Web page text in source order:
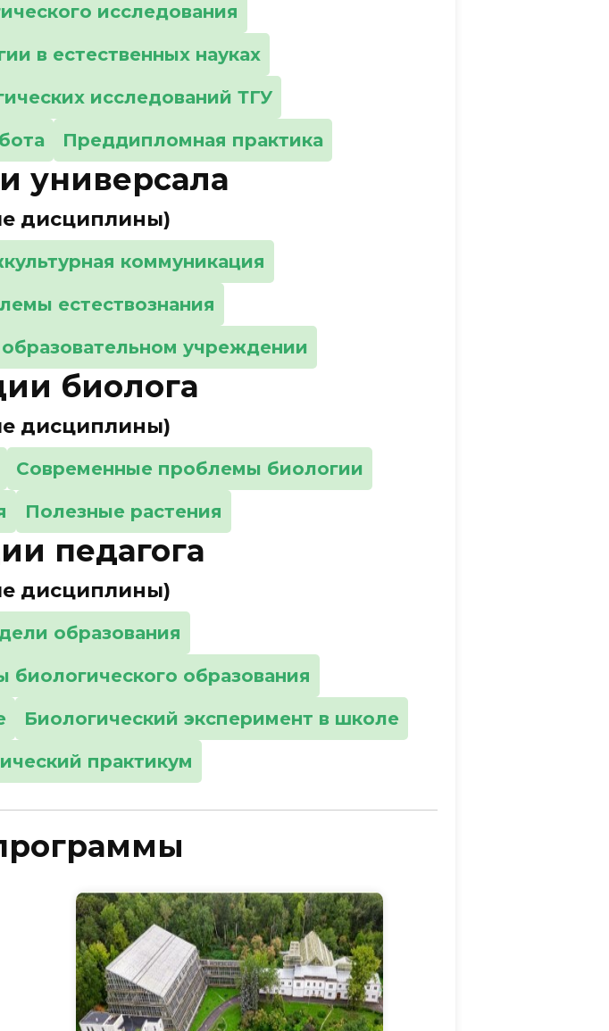
исследования
в естественных науках
исследований ТГУ
Преддипломная практика
универсала
дисциплины)
коммуникация
естествознания
учреждении
биолога
дисциплины)
Современные проблемы биологии
Полезные растения
педагога
дисциплины)
образования
образования
Биологический эксперимент в школе
практикум